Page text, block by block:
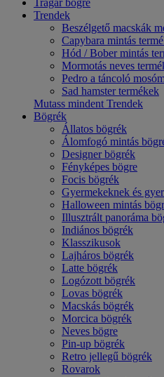
Trágár bögre
Trendek
Beszélgető macskák
Capybara mintás
Hód / Bober mintás
Mormotás neves
Pedro a táncoló
Sad hamster termékek
Mutass mindent Trendek
Bögrék
Állatos bögrék
Álomfogó mintás
Designer bögrék
Fényképes bögre
Focis bögrék
Gyermekeknek és
Halloween mintás
Illusztrált panoráma
Indiános bögrék
Klasszikusok
Lajháros bögrék
Latte bögrék
Logózott bögrék
Lovas bögrék
Macskás bögrék
Morcica bögrék
Neves bögre
Pin-up bögrék
Retro jellegű bögrék
Rovarok